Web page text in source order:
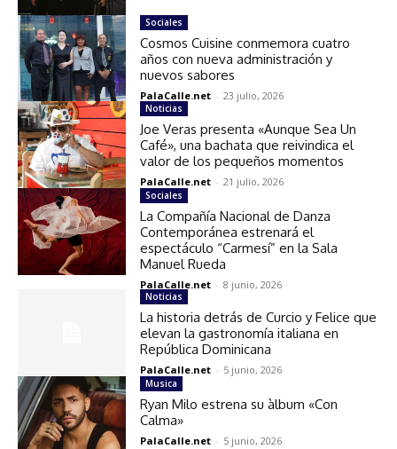
Sociales
Cosmos Cuisine conmemora cuatro
años con nueva administración y
nuevos sabores
PalaCalle.net - 23 julio, 2026
Noticias
Joe Veras presenta «Aunque Sea Un
Café», una bachata que reivindica el
valor de los pequeños momentos
PalaCalle.net - 21 julio, 2026
Sociales
La Compañía Nacional de Danza
Contemporánea estrenará el
espectáculo “Carmesí” en la Sala
Manuel Rueda
PalaCalle.net - 8 junio, 2026
Noticias
La historia detrás de Curcio y Felice que
elevan la gastronomía italiana en
República Dominicana
PalaCalle.net - 5 junio, 2026
Musica
Ryan Milo estrena su àlbum «Con
Calma»
PalaCalle.net - 5 junio, 2026